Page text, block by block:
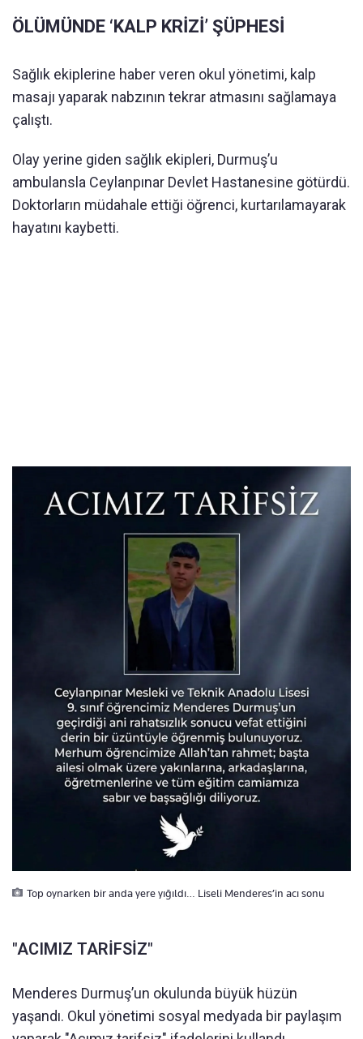
ÖLÜMÜNDE ‘KALP KRİZİ’ ŞÜPHESİ
Sağlık ekiplerine haber veren okul yönetimi, kalp
masajı yaparak nabzının tekrar atmasını sağlamaya
çalıştı.
Olay yerine giden sağlık ekipleri, Durmuş’u
ambulansla Ceylanpınar Devlet Hastanesine götürdü.
Doktorların müdahale ettiği öğrenci, kurtarılamayarak
hayatını kaybetti.
Top oynarken bir anda yere yığıldı… Liseli Menderes’in acı sonu
"ACIMIZ TARİFSİZ"
Menderes Durmuş’un okulunda büyük hüzün
yaşandı. Okul yönetimi sosyal medyada bir paylaşım